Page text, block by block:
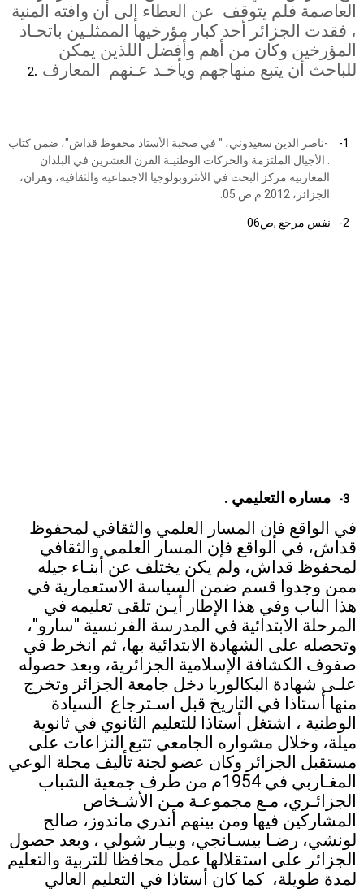
العاصمة فلم يتوقف عن العطاء إلى أن وافته المنية
، فقدت الجزائر أحد كبار مؤرخيها الممثلـين باتحـاد
المؤرخين وكان من أهم وأفضل اللذين يمكن
للباحث أن يتبع منهاجهم ويأخـد عـنهم المعارف .
2
1-
-ناصر الدين سعيدوني، " في صحبة الأستاذ محفوظ قداش"، ضمن كتاب
: الأجيال الملتزمة والحركات الوطنيـة القرن العشرين في البلدان
المغاربية مركز البحث في الأنثروبولوجيا الاجتماعية والثقافية، وهران،
الجزائر، 2012 م ص 05
.
2- نفس مرجع ,ص06
3- مساره التعليمي.
في الواقع فإن المسار العلمي والثقافي لمحفوظ
قداش، في الواقع فإن المسار العلمي والثقافي
لمحفوظ قداش، ولم يكن يختلف عن أبنـاء جيله
ممن وجدوا قسم ضمن السياسة الاستعمارية في
هذا الباب وفي هذا الإطار أيـن تلقى تعليمه في
المرحلة الابتدائية في المدرسة الفرنسية "سارو"،
وتحصله على الشهادة الابتدائية بها، ثم انخرط في
صفوف الكشافة الإسلامية الجزائرية، وبعد حصوله
علـى شهادة البكالوريا دخل جامعة الجزائر وتخرج
منها أستاذا في التاريخ قبل اسـترجاع السيادة
الوطنية ، اشتغل أستاذا للتعليم الثانوي في ثانوية
ميلة، وخلال مشواره الجامعي تتبع النزاعات على
مستقبل الجزائر وكان عضو لجنة تأليف مجلة الوعي
المغـاربي في 1954م من طرف جمعية الشباب
الجزائـري، مـع مجموعـة مـن الأشـخاص
المشاركين فيها ومن بينهم أندري ماندوز، صالح
لونشي، رضـا بيسـانجي، وبيـار شولي ، وبعد حصول
الجزائر على استقلالها عمل محافظا للتربية والتعليم
لمدة طويلة، كما كان أستاذا في التعليم العالي